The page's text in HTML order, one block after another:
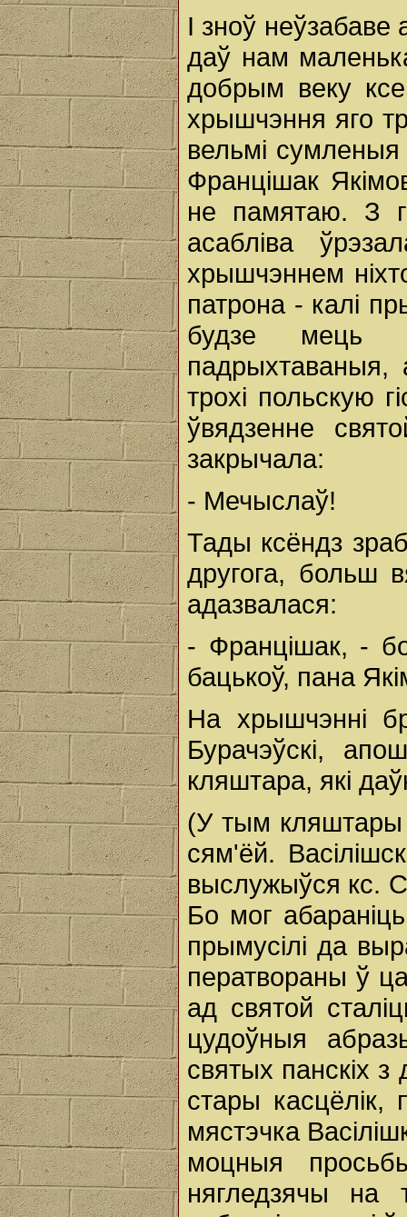
І зноў
даў нам
добрым веку
хрышчэння яго
вельмі
Францішак
не памятаю. З
асабліва
хрышчэннем
патрона - калі
будзе мець
падрыхтаваныя,
трохі польскую
ўвядзенне
закрычала:
- Мечыслаў!
Тады ксёндз
другога, больш
адазвалася:
- Францішак, -
бацькоў, пана
На хрышчэнні
Бурачэўскі,
кляштара, які
(У тым кляштары
сям'ёй.
выслужыўся кс.
Бо мог
прымусілі да
ператвораны ў
ад святой
цудоўныя
святых панскіх
стары
мястэчка
моцныя
нягледзячы на